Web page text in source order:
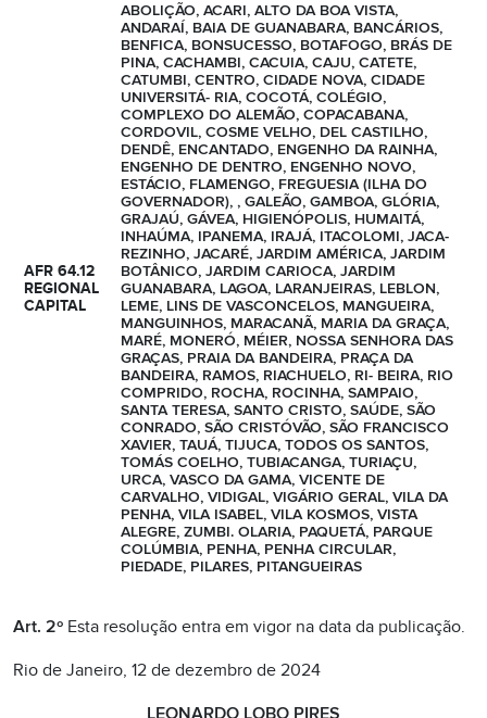
AFR 64.12
REGIONAL
CAPITAL
ABOLIÇÃO, ACARI, ALTO DA BOA VISTA,
ANDARAÍ, BAIA DE GUANABARA, BANCÁRIOS,
BENFICA, BONSUCESSO, BOTAFOGO, BRÁS DE
PINA, CACHAMBI, CACUIA, CAJU, CATETE,
CATUMBI, CENTRO, CIDADE NOVA, CIDADE
UNIVERSITÁ- RIA, COCOTÁ, COLÉGIO,
COMPLEXO DO ALEMÃO, COPACABANA,
CORDOVIL, COSME VELHO, DEL CASTILHO,
DENDÊ, ENCANTADO, ENGENHO DA RAINHA,
ENGENHO DE DENTRO, ENGENHO NOVO,
ESTÁCIO, FLAMENGO, FREGUESIA (ILHA DO
GOVERNADOR), , GALEÃO, GAMBOA, GLÓRIA,
GRAJAÚ, GÁVEA, HIGIENÓPOLIS, HUMAITÁ,
INHAÚMA, IPANEMA, IRAJÁ, ITACOLOMI, JACA-
REZINHO, JACARÉ, JARDIM AMÉRICA, JARDIM
BOTÂNICO, JARDIM CARIOCA, JARDIM
GUANABARA, LAGOA, LARANJEIRAS, LEBLON,
LEME, LINS DE VASCONCELOS, MANGUEIRA,
MANGUINHOS, MARACANÃ, MARIA DA GRAÇA,
MARÉ, MONERÓ, MÉIER, NOSSA SENHORA DAS
GRAÇAS, PRAIA DA BANDEIRA, PRAÇA DA
BANDEIRA, RAMOS, RIACHUELO, RI- BEIRA, RIO
COMPRIDO, ROCHA, ROCINHA, SAMPAIO,
SANTA TERESA, SANTO CRISTO, SAÚDE, SÃO
CONRADO, SÃO CRISTÓVÃO, SÃO FRANCISCO
XAVIER, TAUÁ, TIJUCA, TODOS OS SANTOS,
TOMÁS COELHO, TUBIACANGA, TURIAÇU,
URCA, VASCO DA GAMA, VICENTE DE
CARVALHO, VIDIGAL, VIGÁRIO GERAL, VILA DA
PENHA, VILA ISABEL, VILA KOSMOS, VISTA
ALEGRE, ZUMBI. OLARIA, PAQUETÁ, PARQUE
COLÚMBIA, PENHA, PENHA CIRCULAR,
PIEDADE, PILARES, PITANGUEIRAS
Art. 2º Esta resolução entra em vigor na data da publicação.
Rio de Janeiro, 12 de dezembro de 2024
LEONARDO LOBO PIRES